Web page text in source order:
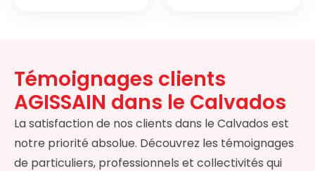
Témoignages clients
AGISSAIN dans le Calvados
La satisfaction de nos clients dans le Calvados est
notre priorité absolue. Découvrez les témoignages
de particuliers, professionnels et collectivités qui